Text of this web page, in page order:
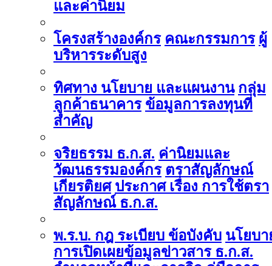
และค่านิยม
โครงสร้างองค์กร คณะกรรมการ ผู้
บริหารระดับสูง
ทิศทาง นโยบาย และแผนงาน กลุ่ม
ลูกค้าธนาคาร ข้อมูลการลงทุนที่
สำคัญ
จริยธรรม ธ.ก.ส. ค่านิยมและ
วัฒนธรรมองค์กร ตราสัญลักษณ์
เกียรติยศ ประกาศ เรื่อง การใช้ตรา
สัญลักษณ์ ธ.ก.ส.
พ.ร.บ. กฎ ระเบียบ ข้อบังคับ นโยบา
การเปิดเผยข้อมูลข่าวสาร ธ.ก.ส.